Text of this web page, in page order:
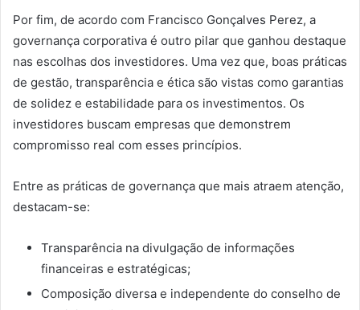
Por fim, de acordo com Francisco Gonçalves Perez, a
governança corporativa é outro pilar que ganhou destaque
nas escolhas dos investidores. Uma vez que, boas práticas
de gestão, transparência e ética são vistas como garantias
de solidez e estabilidade para os investimentos. Os
investidores buscam empresas que demonstrem
compromisso real com esses princípios.
Entre as práticas de governança que mais atraem atenção,
destacam-se:
Transparência na divulgação de informações
financeiras e estratégicas;
Composição diversa e independente do conselho de